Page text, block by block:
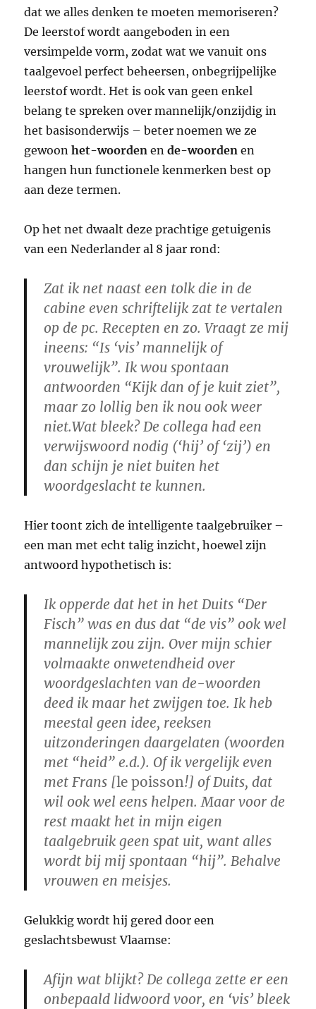
dat we alles denken te moeten memoriseren?
De leerstof wordt aangeboden in een
versimpelde vorm, zodat wat we vanuit ons
taalgevoel perfect beheersen, onbegrijpelijke
leerstof wordt. Het is ook van geen enkel
belang te spreken over mannelijk/onzijdig in
het basisonderwijs – beter noemen we ze
gewoonhet-woorden ende-woorden en
hangen hun functionele kenmerken best op
aan deze termen.
Op het net dwaalt deze prachtige getuigenis
van een Nederlander al 8 jaar rond:
Zat ik net naast een tolk die in de
cabine even schriftelijk zat te vertalen
op de pc. Recepten en zo. Vraagt ze mij
ineens: “Is ‘vis’ mannelijk of
vrouwelijk”. Ik wou spontaan
antwoorden “Kijk dan of je kuit ziet”,
maar zo lollig ben ik nou ook weer
niet.Wat bleek? De collega had een
verwijswoord nodig (‘hij’ of ‘zij’) en
dan schijn je niet buiten het
woordgeslacht te kunnen.
Hier toont zich de intelligente taalgebruiker –
een man met echt talig inzicht, hoewel zijn
antwoord hypothetisch is:
Ik opperde dat het in het Duits “Der
Fisch” was en dus dat “de vis” ook wel
mannelijk zou zijn. Over mijn schier
volmaakte onwetendheid over
woordgeslachten van de-woorden
deed ik maar het zwijgen toe. Ik heb
meestal geen idee, reeksen
uitzonderingen daargelaten (woorden
met “heid” e.d.). Of ik vergelijk even
met Frans [le poisson!] of Duits, dat
wil ook wel eens helpen. Maar voor de
rest maakt het in mijn eigen
taalgebruik geen spat uit, wantalles
wordt bij mij spontaan “hij”. Behalve
vrouwen en meisjes.
Gelukkig wordt hij gered door een
geslachtsbewust Vlaamse:
Afijn wat blijkt? De collega zette er een
onbepaald lidwoord voor, en ‘vis’ bleek